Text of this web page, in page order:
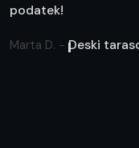
podatek!
Marta D. - Deski